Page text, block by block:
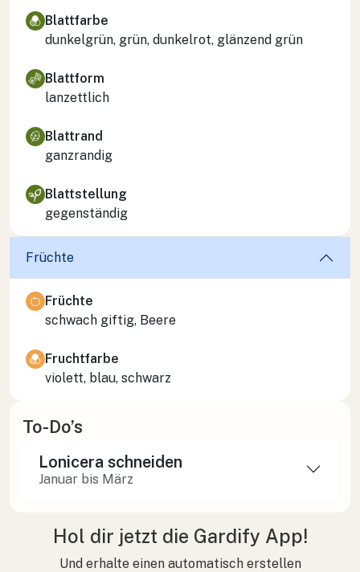
Blattfarbe
dunkelgrün, grün, dunkelrot, glänzend grün
Blattform
lanzettlich
Blattrand
ganzrandig
Blattstellung
gegenständig
Früchte
Früchte
schwach giftig, Beere
Fruchtfarbe
violett, blau, schwarz
To-Do’s
Lonicera schneiden
Januar bis März
Hol dir jetzt die Gardify App!
Und erhalte einen automatisch erstellen